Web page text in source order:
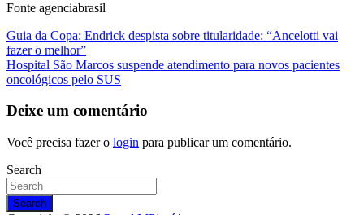
Fonte agenciabrasil
Navegação
de
Post
Guia da Copa: Endrick despista sobre titularidade: “Ancelotti vai
fazer o melhor”
Hospital São Marcos suspende atendimento para novos pacientes
oncológicos pelo SUS
Deixe um comentário
Você precisa fazer o login para publicar um comentário.
Search
Search